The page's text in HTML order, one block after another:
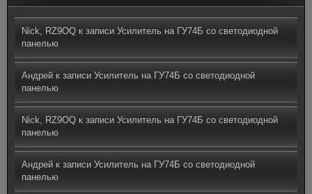
Nick, RZ9OQ к записи Усилитель на ГУ74Б со светодиодной
панелью
Андрей к записи Усилитель на ГУ74Б со светодиодной
панелью
Nick, RZ9OQ к записи Усилитель на ГУ74Б со светодиодной
панелью
Андрей к записи Усилитель на ГУ74Б со светодиодной
панелью